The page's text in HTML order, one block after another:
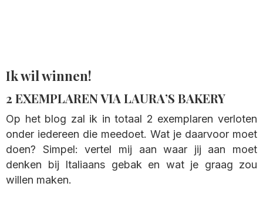
Ik wil winnen!
2 EXEMPLAREN VIA LAURA’S BAKERY
Op het blog zal ik in totaal 2 exemplaren verloten
onder iedereen die meedoet. Wat je daarvoor moet
doen? Simpel: vertel mij aan waar jij aan moet
denken bij Italiaans gebak en wat je graag zou
willen maken.